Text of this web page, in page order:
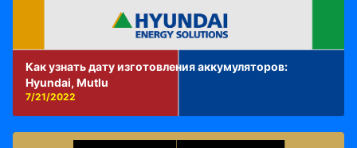
Как узнать дату изготовления аккумуляторов:
Hyundai, Mutlu
7/21/2022